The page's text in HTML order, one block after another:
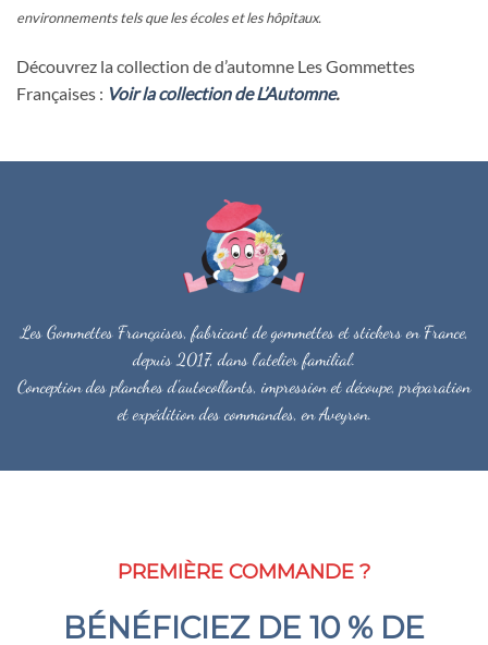
environnements tels que les écoles et les hôpitaux.
Découvrez la collection de d’automne Les Gommettes
Françaises : Voir la collection de L’Automne.
Les Gommettes Françaises, fabricant de gommettes et stickers en France,
depuis 2017, dans l'atelier familial.
Conception des planches d'autocollants, impression et découpe, préparation
et expédition des commandes, en Aveyron.